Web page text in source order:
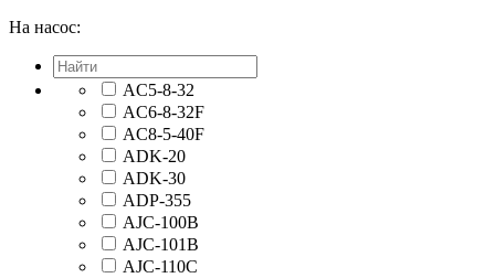
На насос:
AC5-8-32
AC6-8-32F
AC8-5-40F
ADK-20
ADK-30
ADP-355
AJC-100B
AJC-101B
AJC-110C